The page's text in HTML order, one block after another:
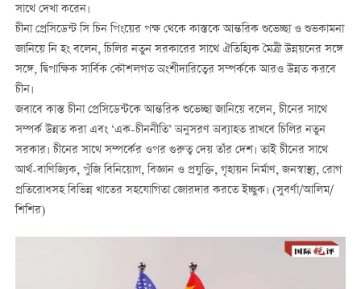
সাথে দেখা করেন।
চীনা প্রেসিডেন্ট সি চিন পিংয়ের পক্ষ থেকে কাস্তকে আন্তরিক শুভেচ্ছা ও শুভকামনা
জানিয়ে নি হং বলেন, চিলির নতুন সরকারের সাথে ঐতিহ্যিক মৈত্রী উন্নয়নের সঙ্গে
সঙ্গে, দ্বিপাক্ষিক সার্বিক কৌশলগত অংশীদারিত্বের সম্পর্ককে আরও উন্নত করবে
চীন।
জবাবে কাস্ত চীনা প্রেসিডেন্টকে আন্তরিক শুভেচ্ছা জানিয়ে বলেন, চীনের সাথে
সম্পর্ক উন্নত করা এবং ‘এক-চীননীতি’ অনুসরণ অব্যাহত রাখবে চিলির নতুন
সরকার। চীনের সাথে সম্পর্কের ওপর গুরুত্ব দেয় তাঁর দেশ। তাই চীনের সাথে
আর্থ-বাণিজ্যিক, পুঁজি বিনিয়োগ, বিজ্ঞান ও প্রযুক্তি, গৃহায়ন নির্মাণ, জনস্বাস্থ্য, রোগ
প্রতিরোধসহ বিভিন্ন খাতের সহযোগিতা জোরদার করতে ইচ্ছুক। (সুবর্ণা/আলিম/
শিশির)